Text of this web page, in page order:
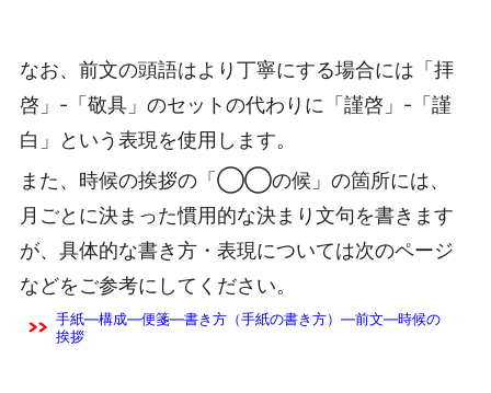
なお、前文の頭語はより丁寧にする場合には「拝
啓」-「敬具」のセットの代わりに「謹啓」-「謹
白」という表現を使用します。
また、時候の挨拶の「◯◯の候」の箇所には、
月ごとに決まった慣用的な決まり文句を書きます
が、具体的な書き方・表現については次のページ
などをご参考にしてください。
手紙―構成―便箋―書き方（手紙の書き方）―前文―時候の
挨拶